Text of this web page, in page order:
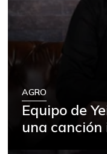
AGRO
Equipo de
una